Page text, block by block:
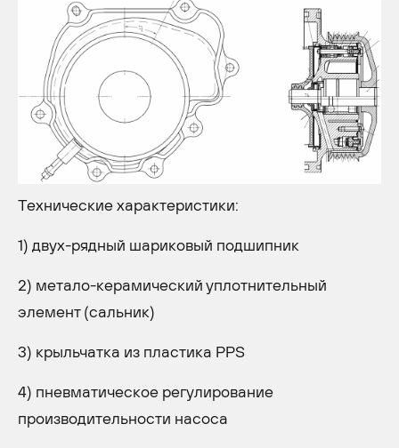
Технические характеристики:
1) двух-рядный шариковый подшипник
2) метало-керамический уплотнительный
элемент (сальник)
3) крыльчатка из пластика PPS
4) пневматическое регулирование
производительности насоса